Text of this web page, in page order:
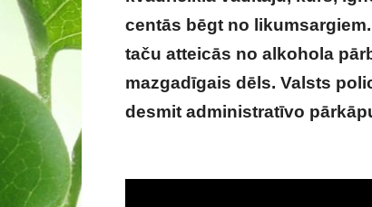
centās bēgt no
taču atteicās no alkohola
mazgadīgais dēls. Valsts
desmit administratīvo